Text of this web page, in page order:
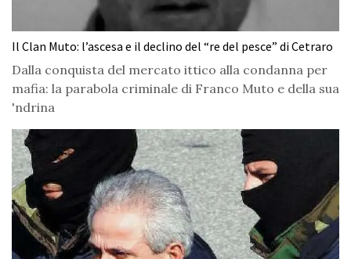
Il Clan Muto: l’ascesa e il declino del “re del pesce” di Cetraro
Dalla conquista del mercato ittico alla condanna per
mafia: la parabola criminale di Franco Muto e della sua
'ndrina